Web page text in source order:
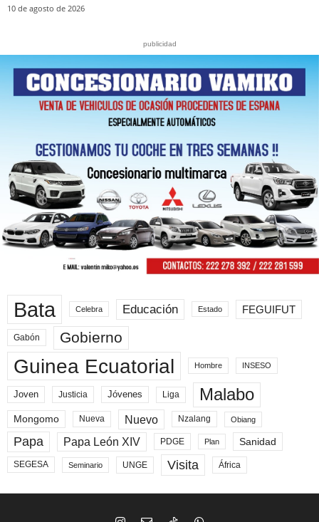
10 de agosto de 2026
publicidad
Bata Celebra Educación Estado FEGUIFUT
Gabón Gobierno
Guinea Ecuatorial Hombre INSESO
Joven Justicia Jóvenes Liga Malabo
Mongomo Nueva Nuevo Nzalang Obiang
Papa Papa León XIV PDGE Plan Sanidad
SEGESA Seminario UNGE Visita África